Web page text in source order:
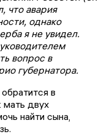
что авария
однако
я не увидел.
вопрос в
губернатора.
в
мать двух
найти сына,